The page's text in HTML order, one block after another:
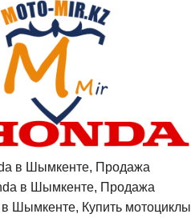
в Шымкенте, Продажа
в Шымкенте, Продажа
Шымкенте, Купить мотоциклы